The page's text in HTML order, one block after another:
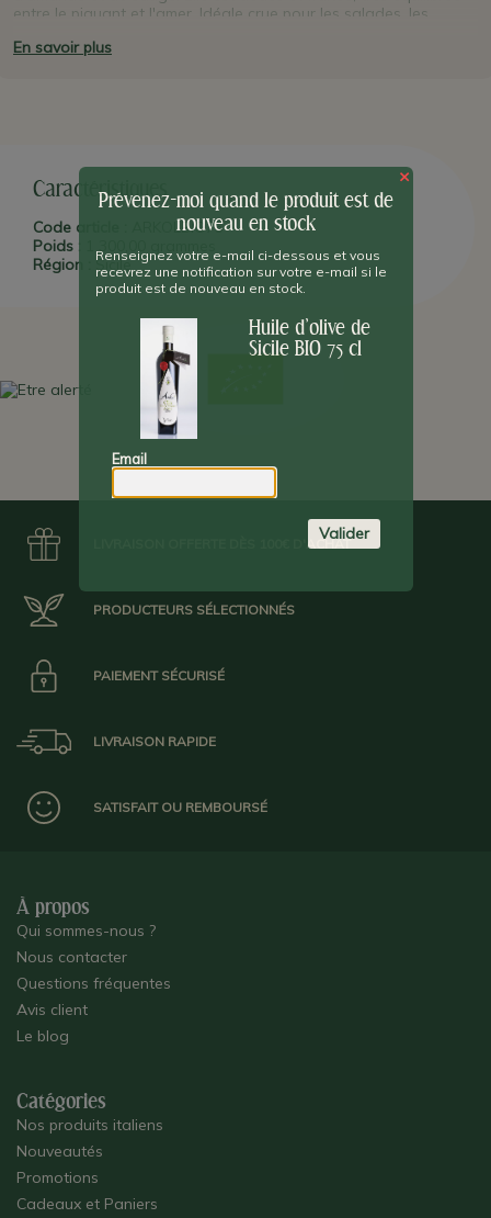
entre le piquant et l'amer Idéale crue pour les salades, les
est un artisan-producteur du centre de laSicile(proche de la
ville deCaltanissetta
), qui exploite l'huile de ses propres oliviers
depuis 3 générations. La qualité et la tradition de ce terroir sont
ses valeurs premières.
En savoir plus
Caractéristiques
Code article :
ARKOLBIO75
Poids :
Région :
Sicile
LIVRAISON OFFERTE DÈS 100€ D'ACHAT
PRODUCTEURS SÉLECTIONNÉS
PAIEMENT SÉCURISÉ
LIVRAISON RAPIDE
SATISFAIT OU REMBOURSÉ
À propos
Qui sommes-nous ?
Nous contacter
Questions fréquentes
Avis client
Le blog
Catégories
Nos produits italiens
Nouveautés
Promotions
Cadeaux et Paniers
×
Prévenez-moi quand le produit est de
nouveau en stock
Renseignez votre e-mail ci-dessous et vous
recevrez une notification sur votre e-mail si le
produit est de nouveau en stock.
Huile d'olive de
Sicile BIO 75 cl
Email
Valider